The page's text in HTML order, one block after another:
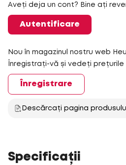
Aveți deja un cont? Bine ați
Autentificare
Nou în magazinul nostru web
Înregistrați-vă și vedeți prețurile
Înregistrare
Descărcați pagina
Specificații